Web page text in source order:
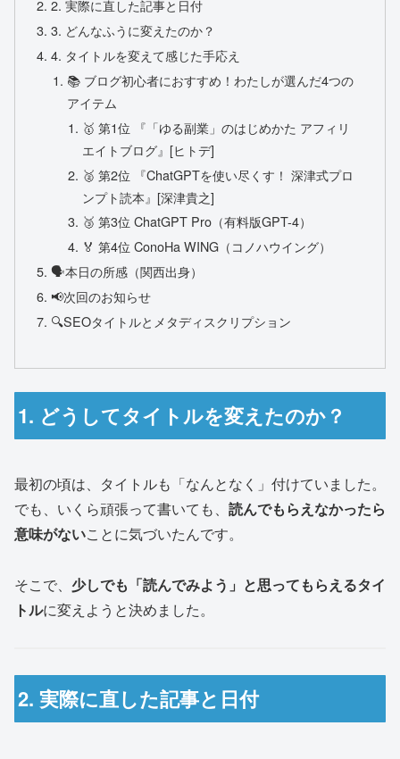
2. 実際に直した記事と日付
3. どんなふうに変えたのか？
4. タイトルを変えて感じた手応え
📚 ブログ初心者におすすめ！わたしが選んだ4つの
アイテム
🥇 第1位 『「ゆる副業」のはじめかた アフィリ
エイトブログ』[ヒトデ]
🥈 第2位 『ChatGPTを使い尽くす！ 深津式プロ
ンプト読本』[深津貴之]
🥉 第3位 ChatGPT Pro（有料版GPT-4）
🏅 第4位 ConoHa WING（コノハウイング）
🗣本日の所感（関西出身）
📢次回のお知らせ
🔍SEOタイトルとメタディスクリプション
1. どうしてタイトルを変えたのか？
最初の頃は、タイトルも「なんとなく」付けていました。
でも、いくら頑張って書いても、 読んでもらえなかったら
意味がないことに気づいたんです。
そこで、 少しでも「読んでみよう」と思ってもらえるタイ
トルに変えようと決めました。
2. 実際に直した記事と日付